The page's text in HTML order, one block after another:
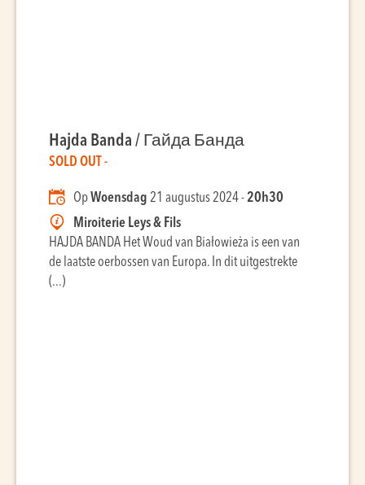
Hajda Banda / Гайда Банда
SOLD OUT -
OpWoensdag 21 augustus 2024 -20h30
Miroiterie Leys & Fils
HAJDA BANDA Het Woud van Białowieża is een van
de laatste oerbossen van Europa. In dit uitgestrekte
(...)